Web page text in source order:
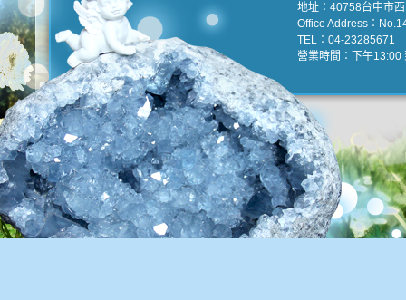
地址：40758台中市
Office Address：
TEL：04-23285671
營業時間：下午13:00